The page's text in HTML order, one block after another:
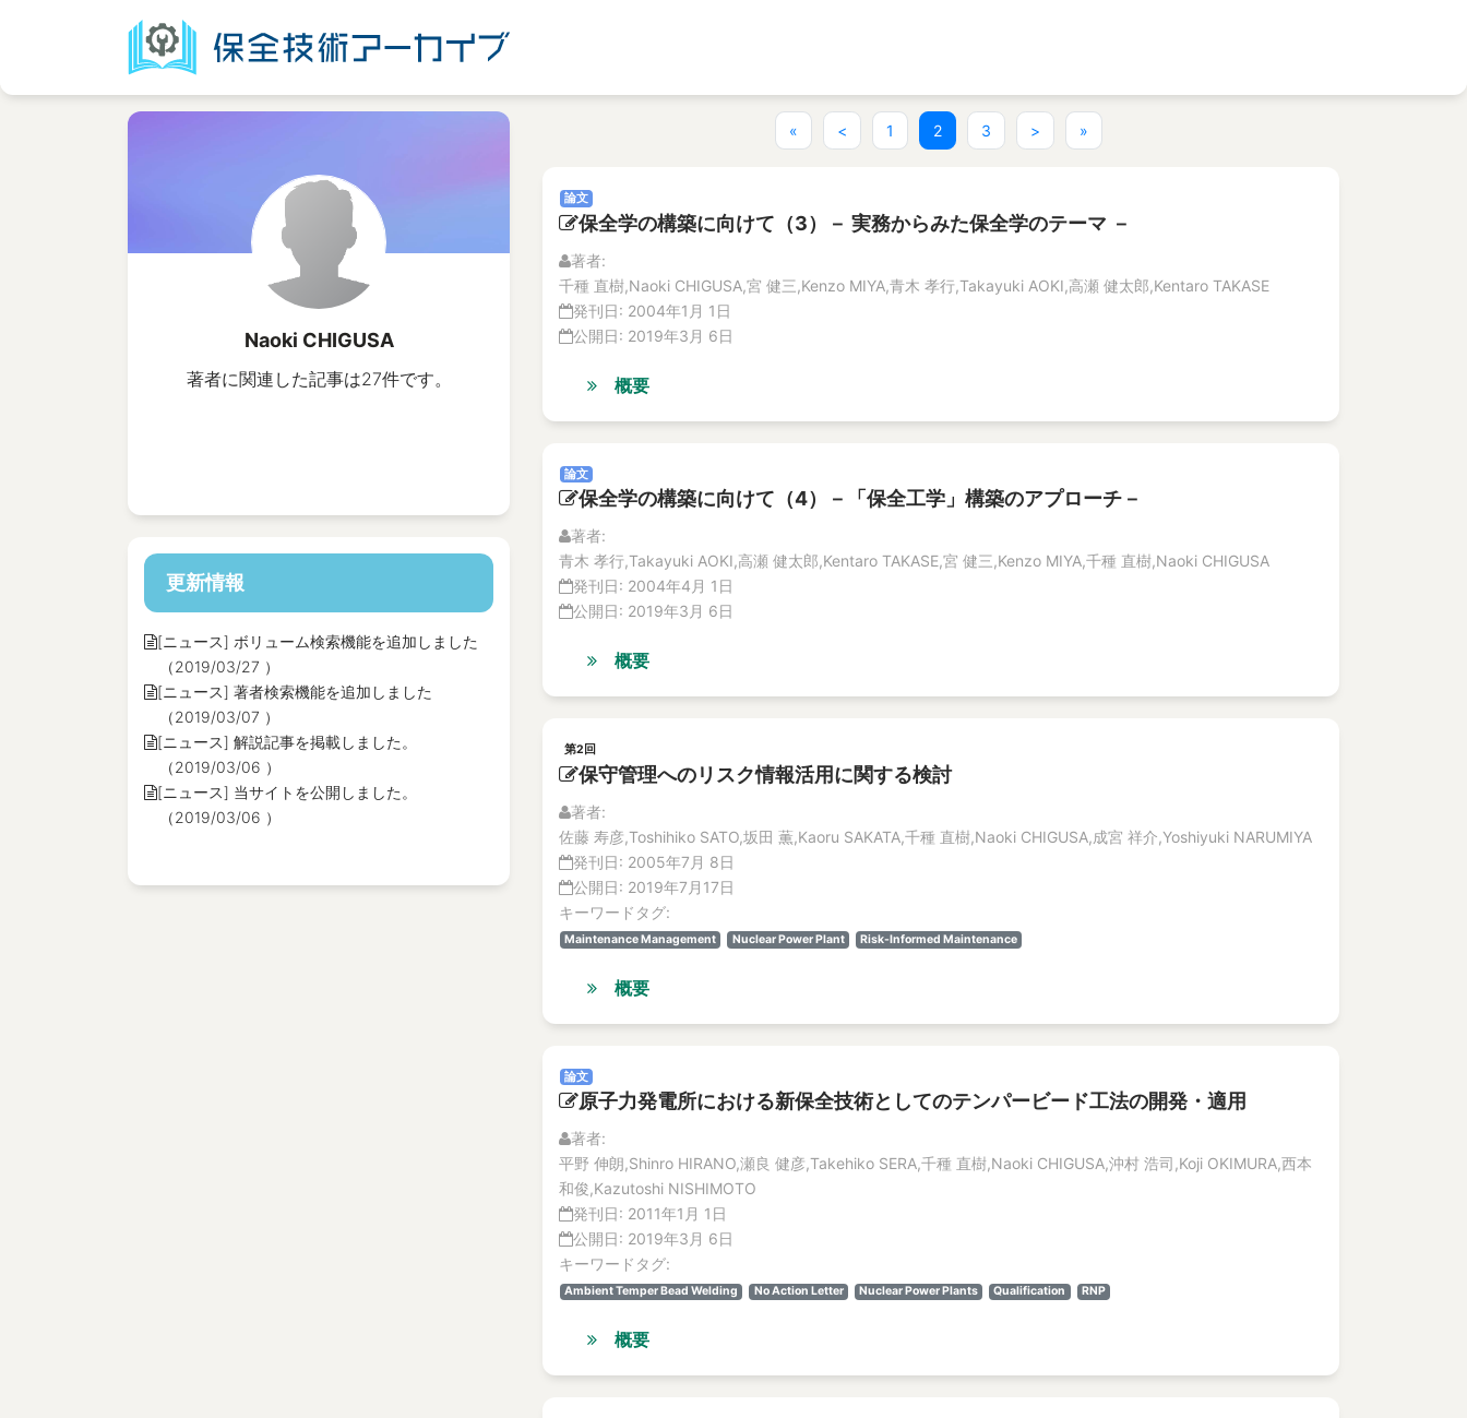
Naoki CHIGUSA
著者に関連した記事は27件です。
更新情報
[ニュース] ボリューム検索機能を追加しました
（2019/03/27 ）
[ニュース] 著者検索機能を追加しました
（2019/03/07 ）
[ニュース] 解説記事を掲載しました。
（2019/03/06 ）
[ニュース] 当サイトを公開しました。
（2019/03/06 ）
« < 1 2(current)
3 > »
論文
保全学の構築に向けて（3）－ 実務からみた保全学のテーマ －
著者:
千種 直樹,Naoki CHIGUSA,宮 健三,Kenzo MIYA,青木 孝行,Takayuki AOKI,高瀬 健太郎,Kentaro TAKASE
発刊日: 2004年1月 1日
公開日: 2019年3月 6日
概要
論文
保全学の構築に向けて（4）－「保全工学」構築のアプローチ－
著者:
青木 孝行,Takayuki AOKI,高瀬 健太郎,Kentaro TAKASE,宮 健三,Kenzo MIYA,千種 直樹,Naoki CHIGUSA
発刊日: 2004年4月 1日
公開日: 2019年3月 6日
概要
第2回
保守管理へのリスク情報活用に関する検討
著者:
佐藤 寿彦,Toshihiko SATO,坂田 薫,Kaoru SAKATA,千種 直樹,Naoki CHIGUSA,成宮 祥介,Yoshiyuki NARUMIYA
発刊日: 2005年7月 8日
公開日: 2019年7月17日
キーワードタグ:
Maintenance Management Nuclear Power Plant Risk-Informed Maintenance
概要
論文
原子力発電所における新保全技術としてのテンパービード工法の開発・適用
著者:
平野 伸朗,Shinro HIRANO,瀬良 健彦,Takehiko SERA,千種 直樹,Naoki CHIGUSA,沖村 浩司,Koji OKIMURA,西本
和俊,Kazutoshi NISHIMOTO
発刊日: 2011年1月 1日
公開日: 2019年3月 6日
キーワードタグ:
Ambient Temper Bead Welding No Action Letter Nuclear Power Plants Qualification RNP
概要